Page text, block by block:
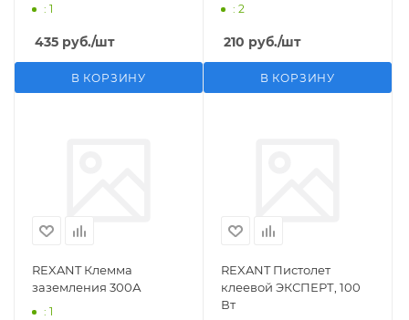
: 1
435 руб./шт
В КОРЗИНУ
: 2
210 руб./шт
В КОРЗИНУ
REXANT Клемма
заземления 300А
: 1
REXANT Пистолет
клеевой ЭКСПЕРТ, 100
Вт